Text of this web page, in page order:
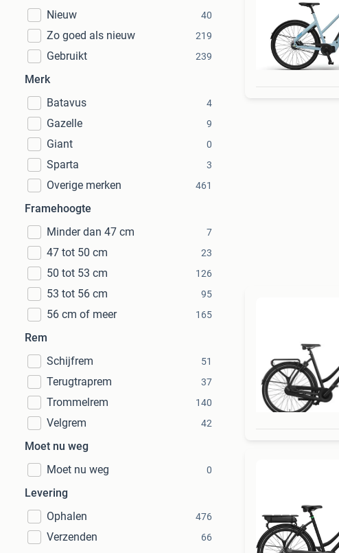
Nieuw
40
Zo goed als nieuw 219
Gebruikt 239
Merk
Batavus
4
Gazelle 9
Giant 0
Sparta 3
Overige merken 461
Framehoogte
Minder dan 47 cm
7
47 tot 50 cm 23
50 tot 53 cm 126
53 tot 56 cm 95
56 cm of meer 165
Rem
Schijfrem
51
Terugtraprem 37
Trommelrem 140
Velgrem 42
Moet nu weg
Moet nu weg
0
Levering
Ophalen
476
Verzenden 66